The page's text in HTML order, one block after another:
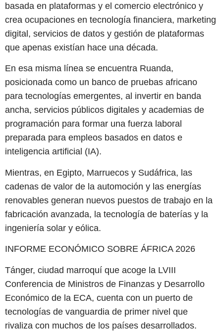
basada en plataformas y el comercio electrónico y
crea ocupaciones en tecnología financiera, marketing
digital, servicios de datos y gestión de plataformas
que apenas existían hace una década.
En esa misma línea se encuentra Ruanda,
posicionada como un banco de pruebas africano
para tecnologías emergentes, al invertir en banda
ancha, servicios públicos digitales y academias de
programación para formar una fuerza laboral
preparada para empleos basados en datos e
inteligencia artificial (IA).
Mientras, en Egipto, Marruecos y Sudáfrica, las
cadenas de valor de la automoción y las energías
renovables generan nuevos puestos de trabajo en la
fabricación avanzada, la tecnología de baterías y la
ingeniería solar y eólica.
INFORME ECONÓMICO SOBRE ÁFRICA 2026
Tánger, ciudad marroquí que acoge la LVIII
Conferencia de Ministros de Finanzas y Desarrollo
Económico de la ECA, cuenta con un puerto de
tecnologías de vanguardia de primer nivel que
rivaliza con muchos de los países desarrollados.